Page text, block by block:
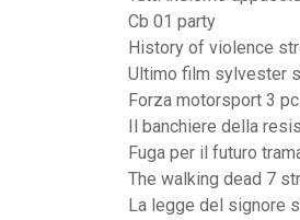
Cb 01 party
History of violence
Ultimo film sylvester
Forza motorsport 3
Il banchiere della
Fuga per il futuro
The walking dead 7
La legge del signore